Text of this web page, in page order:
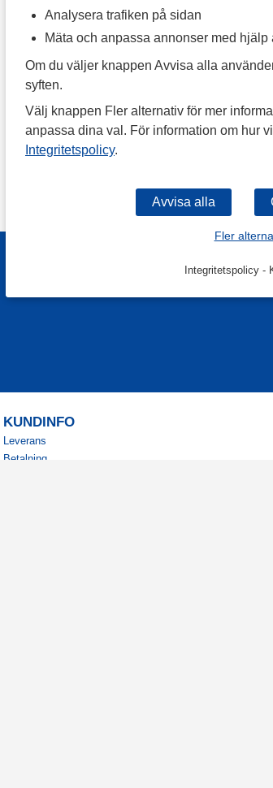
Analysera trafiken på sidan
Mäta och anpassa annonser med hjälp
Om du väljer knappen Avvisa alla
syften.
Välj knappen Fler alternativ för mer
anpassa dina val. För information om hur
Integritetspolicy.
Fler
Integritetspolicy-
KUNDINFO
Leverans
Betalning